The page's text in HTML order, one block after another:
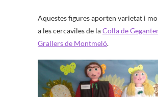
Aquestes figures aporten varietat i
a les cercaviles de laColla de
Grallers de Montmeló.